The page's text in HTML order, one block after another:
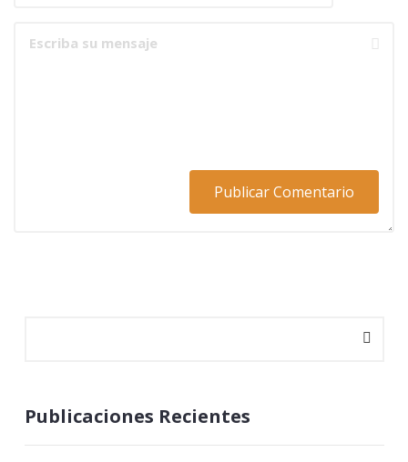
Publicaciones Recientes